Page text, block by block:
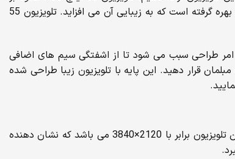
جهت طراحی این تلویزیون از فریم بسیار نازکی بهره گرفته است که به زیبایی آن می افزاید. تلویزیون 55
امر طراحی سبب می شود تا از اشفتگی سیم های اضافی
مبلمان قرار دهید. این پایه با تلویزیون زیبا طراحی شده
تلویزیون سونی مدل 55A8G از کیفیت بالای 4k در تصویر، برخوردار می باشد که یکی از بالاترین کیفیت های جهانی محسوب می شود. رزولوشن این تلویزیون برابر با 2120×3840 می باشد که نشان دهنده